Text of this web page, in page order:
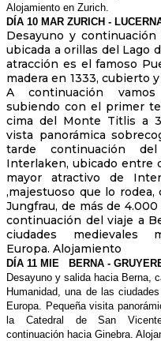
Alojamiento en Zurich.
DÍA 10 MAR ZURICH -
Desayuno y continuación
ubicada a orillas del Lago
atracción es el famoso
madera en 1333, cubierto
A continuación
subiendo con el primer
cima del Monte Titlis a
vista panorámica
tarde continuación
Interlaken, ubicado entre
mayor atractivo de
,majestuoso que lo
Jungfrau, de más de
continuación del viaje a
ciudades medievales
Europa. Alojamiento
DÍA 11 MIE BERNA -
Desayuno y salida hacia Berna,
Humanidad, una de las ciudades
Europa. Pequeña visita
la Catedral de San
continuación hacia Ginebra.